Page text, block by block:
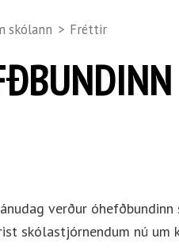
verður
skólastjórnendum nú um
skólann > Fréttir